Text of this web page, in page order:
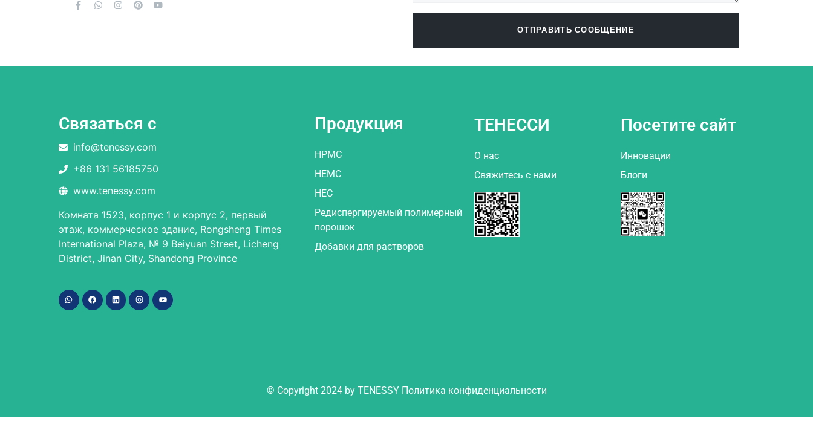
ОТПРАВИТЬ СООБЩЕНИЕ
Связаться с
info@tenessy.com
+86 131 56185750
www.tenessy.com
Комната 1523, корпус 1 и корпус 2, первый
этаж, коммерческое здание, Rongsheng Times
International Plaza, № 9 Beiyuan Street, Licheng
District, Jinan City, Shandong Province
Продукция
HPMC
HEMC
HEC
Редиспергируемый полимерный
порошок
Добавки для растворов
ТЕНЕССИ
О нас
Свяжитесь с нами
Посетите сайт
Инновации
Блоги
© Copyright 2024 by TENESSY Политика конфиденциальности